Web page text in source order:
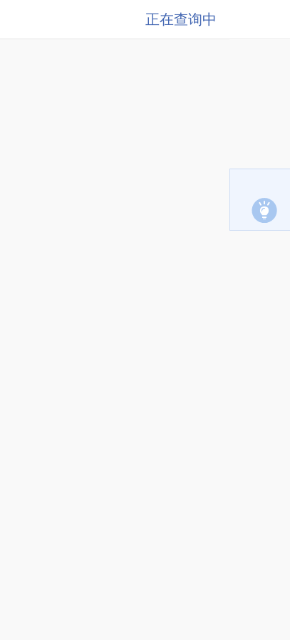
正在查询中